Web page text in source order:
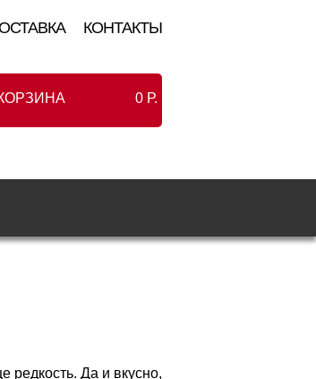
КОНТАКТЫ
0 Р.
редкость. Да и вкусно,